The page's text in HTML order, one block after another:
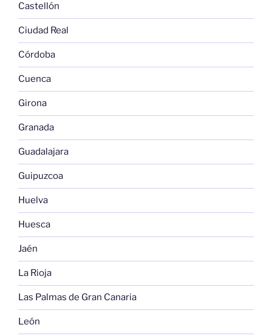
Castellón
Ciudad Real
Córdoba
Cuenca
Girona
Granada
Guadalajara
Guipuzcoa
Huelva
Huesca
Jaén
La Rioja
Las Palmas de Gran Canaria
León